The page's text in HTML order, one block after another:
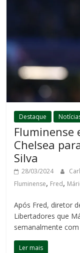
Destaque
Fluminense
Chelsea
Silva
28/03/2024
Fluminense, Fred,
Após Fred, diretor
Libertadores que
semanalmente
Ler mais